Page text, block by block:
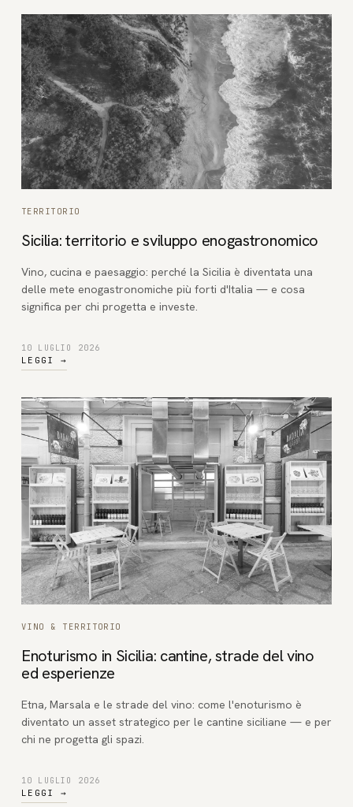
TERRITORIO
Sicilia: territorio e sviluppo enogastronomico
Vino, cucina e paesaggio: perché la Sicilia è diventata una
delle mete enogastronomiche più forti d'Italia — e cosa
significa per chi progetta e investe.
10 LUGLIO 2026
LEGGI →
VINO & TERRITORIO
Enoturismo in Sicilia: cantine, strade del vino
ed esperienze
Etna, Marsala e le strade del vino: come l'enoturismo è
diventato un asset strategico per le cantine siciliane — e per
chi ne progetta gli spazi.
10 LUGLIO 2026
LEGGI →